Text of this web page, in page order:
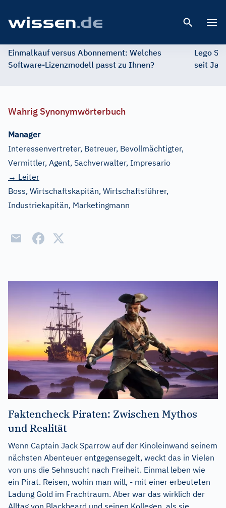
Einmalkauf versus Abonnement: Welches
Software-Lizenzmodell passt zu Ihnen?
Lego
seit
Wahrig Synonymwörterbuch
Manager
Interessenvertreter, Betreuer, Bevollmächtigter,
Vermittler, Agent, Sachverwalter, Impresario
→ Leiter
Boss, Wirtschaftskapitän, Wirtschaftsführer,
Industriekapitän, Marketingmann
Faktencheck Piraten: Zwischen Mythos
und Realität
Wenn Captain Jack Sparrow auf der Kinoleinwand seinem
nächsten Abenteuer entgegensegelt, weckt das in Vielen
von uns die Sehnsucht nach Freiheit. Einmal leben wie
ein Pirat. Reisen, wohin man will, - mit einer erbeuteten
Ladung Gold im Frachtraum. Aber war das wirklich der
Alltag von Blackbeard und seinen Kollegen, als sie